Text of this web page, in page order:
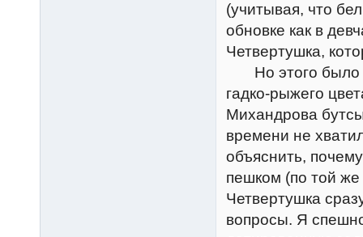
(учитывая, что
обновке как в
Четвертушка,
Но этого было
гадко-рыжего
Михандрова
времени не
объяснить,
пешком (по той
Четвертушка
вопросы. Я